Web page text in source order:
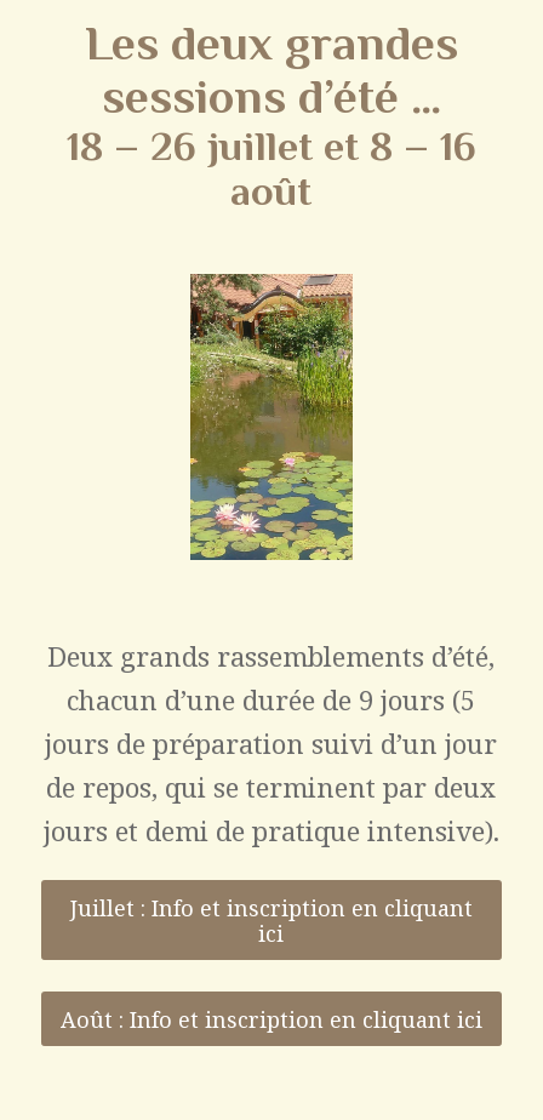
Les deux grandes
sessions d’été …
18 – 26 juillet et 8 – 16
août
Deux grands rassemblements d’été,
chacun d’une durée de 9 jours (5
jours de préparation suivi d’un jour
de repos, qui se terminent par deux
jours et demi de pratique intensive).
Juillet : Info et inscription en cliquant
ici
Août : Info et inscription en cliquant ici